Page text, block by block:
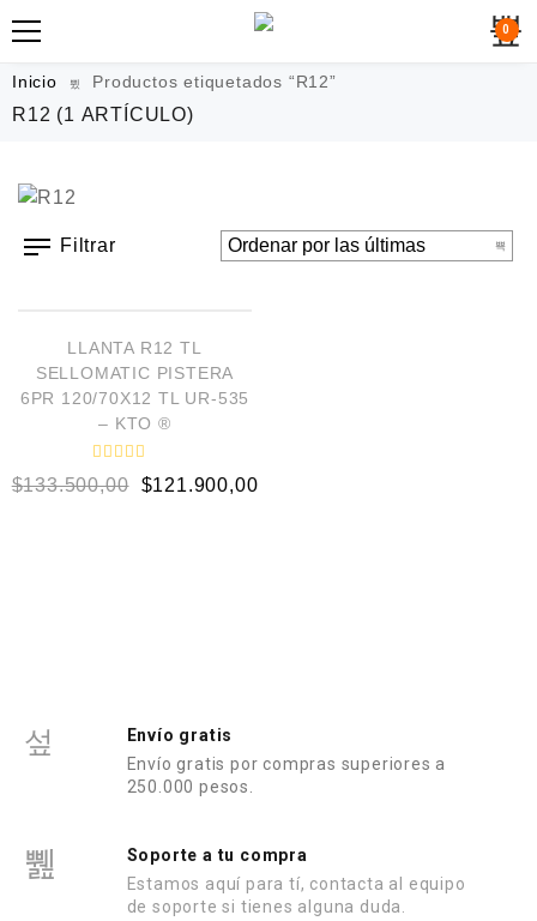
0
Inicio Productos etiquetados “R12”
R12 (1 ARTÍCULO)
Filtrar
LLANTA R12 TL
SELLOMATIC PISTERA
6PR 120/70X12 TL UR-535
– KTO ®
V
a
$133.500,00 $121.900,00
Envío gratis
Envío gratis por compras superiores a
250.000 pesos.
Soporte a tu compra
Estamos aquí para tí, contacta al equipo
de soporte si tienes alguna duda.